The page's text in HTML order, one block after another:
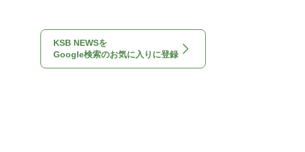
KSB NEWSを
Google検索のお気に入りに登録